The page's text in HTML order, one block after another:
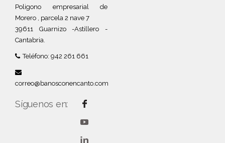
Poligono empresarial de
Morero , parcela 2 nave 7
39611 Guarnizo -Astillero -
Cantabria.
Teléfono: 942 261 661
correo@banosconencanto.com
Síguenos en: